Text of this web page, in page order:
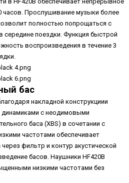
часов. Прослушивание музыки более
полностью попрощаться с
середине поездки. Функция быстрой
воспроизведения в течение 3
бас
накладной конструкциии
с неодимовыми
баса (XBS) в сочетании с
частотами обеспечивает
фильтр и контур акустической
басов. Наушники HF420B
низкими частотами без